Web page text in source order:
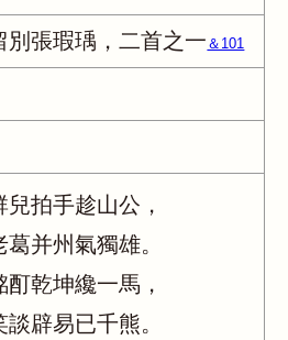
別張瑕瑀，二首之一＆101
兒拍手趁山公，
葛并州氣獨雄。
酊乾坤纔一馬，
談辟易已千熊。